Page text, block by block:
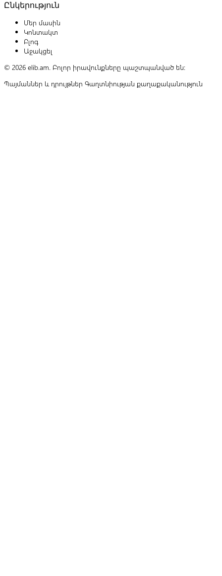
Ընկերություն
Մեր մասին
Կոնտակտ
Բլոգ
Աջակցել
© 2026 elib.am. Բոլոր իրավունքները պաշտպանված են:
Պայմաններ և դրույթներ Գաղտնիության քաղաքականություն